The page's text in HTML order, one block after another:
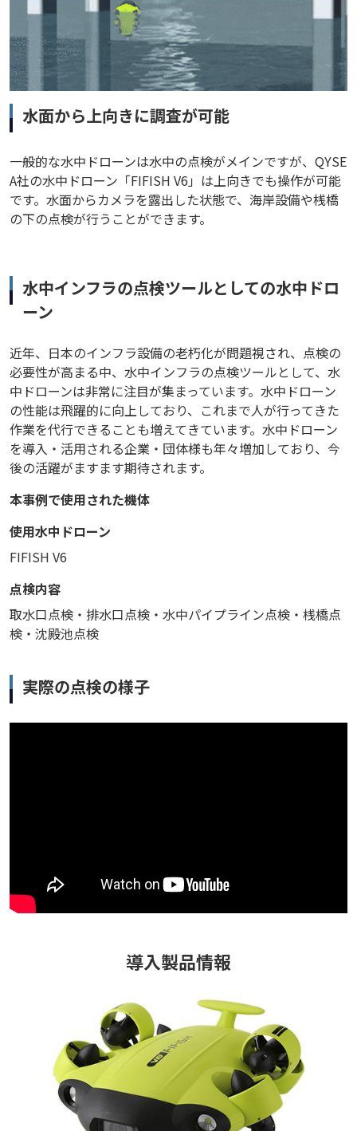
水面から上向きに調査が可能
一般的な水中ドローンは水中の点検がメインですが、QYSE
A社の水中ドローン「FIFISH V6」は上向きでも操作が可能
です。水面からカメラを露出した状態で、海岸設備や桟橋
の下の点検が行うことができます。
水中インフラの点検ツールとしての水中ドロ
ーン
近年、日本のインフラ設備の老朽化が問題視され、点検の
必要性が高まる中、水中インフラの点検ツールとして、水
中ドローンは非常に注目が集まっています。水中ドローン
の性能は飛躍的に向上しており、これまで人が行ってきた
作業を代行できることも増えてきています。水中ドローン
を導入・活用される企業・団体様も年々増加しており、今
後の活躍がますます期待されます。
本事例で使用された機体
使用水中ドローン
FIFISH V6
点検内容
取水口点検・排水口点検・水中パイプライン点検・桟橋点
検・沈殿池点検
実際の点検の様子
導入製品情報